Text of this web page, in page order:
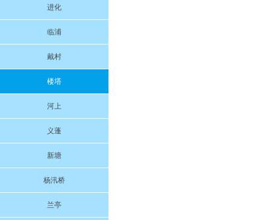
进化
临浦
戴村
楼塔
河上
义蓬
新塘
杨汛桥
兰亭